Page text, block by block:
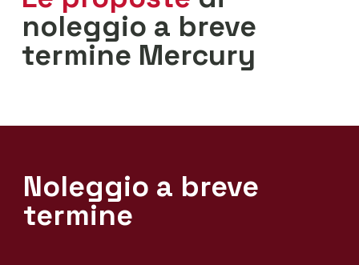
noleggio a breve
termine Mercury
Noleggio a breve
termine